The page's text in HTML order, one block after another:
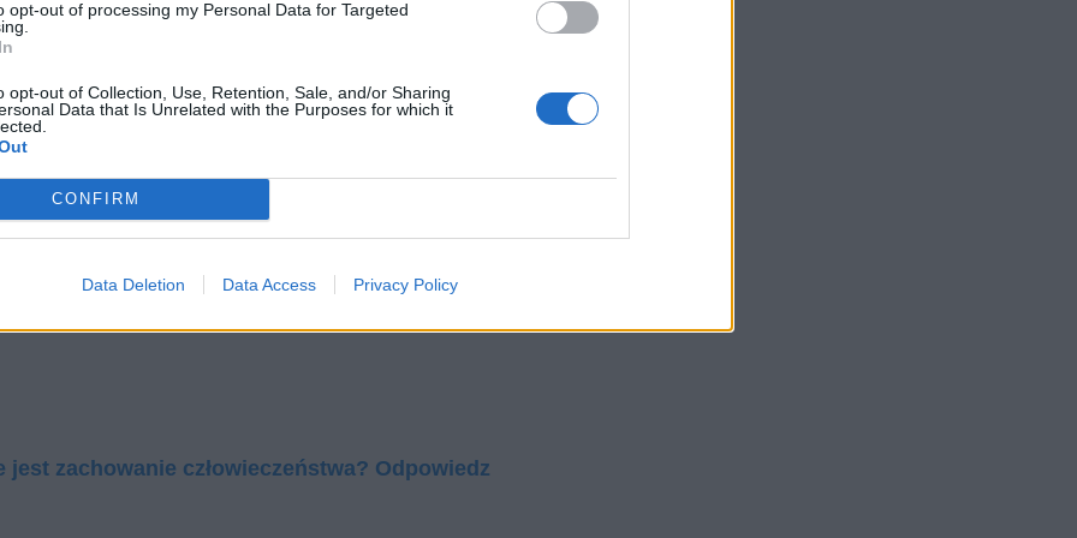
opt-out of processing my Personal Data for Targeted
opt-out of Collection, Use, Retention, Sale, and/or Sharing
Data that Is Unrelated with the Purposes for which it
CONFIRM
Data Deletion Data Access Privacy Policy
życiu.
zachowanie człowieczeństwa? Odpowiedz